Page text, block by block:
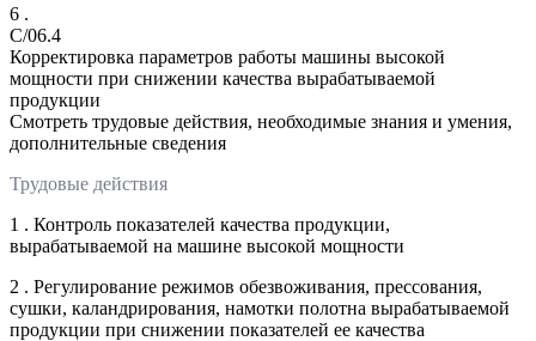
6 .
C/06.4
Корректировка параметров работы машины высокой
мощности при снижении качества вырабатываемой
продукции
Смотреть трудовые действия, необходимые знания и умения,
дополнительные сведения
Трудовые действия
1 . Контроль показателей качества продукции,
вырабатываемой на машине высокой мощности
2 . Регулирование режимов обезвоживания, прессования,
сушки, каландрирования, намотки полотна вырабатываемой
продукции при снижении показателей ее качества